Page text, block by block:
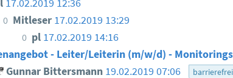
17.02.2019 12:36
0 Mitleser 17.02.2019 13:29
0 pl 17.02.2019 14:16
- Leiter/Leiterin (m/w/d) -
Gunnar Bittersmann 19.02.2019 07:06